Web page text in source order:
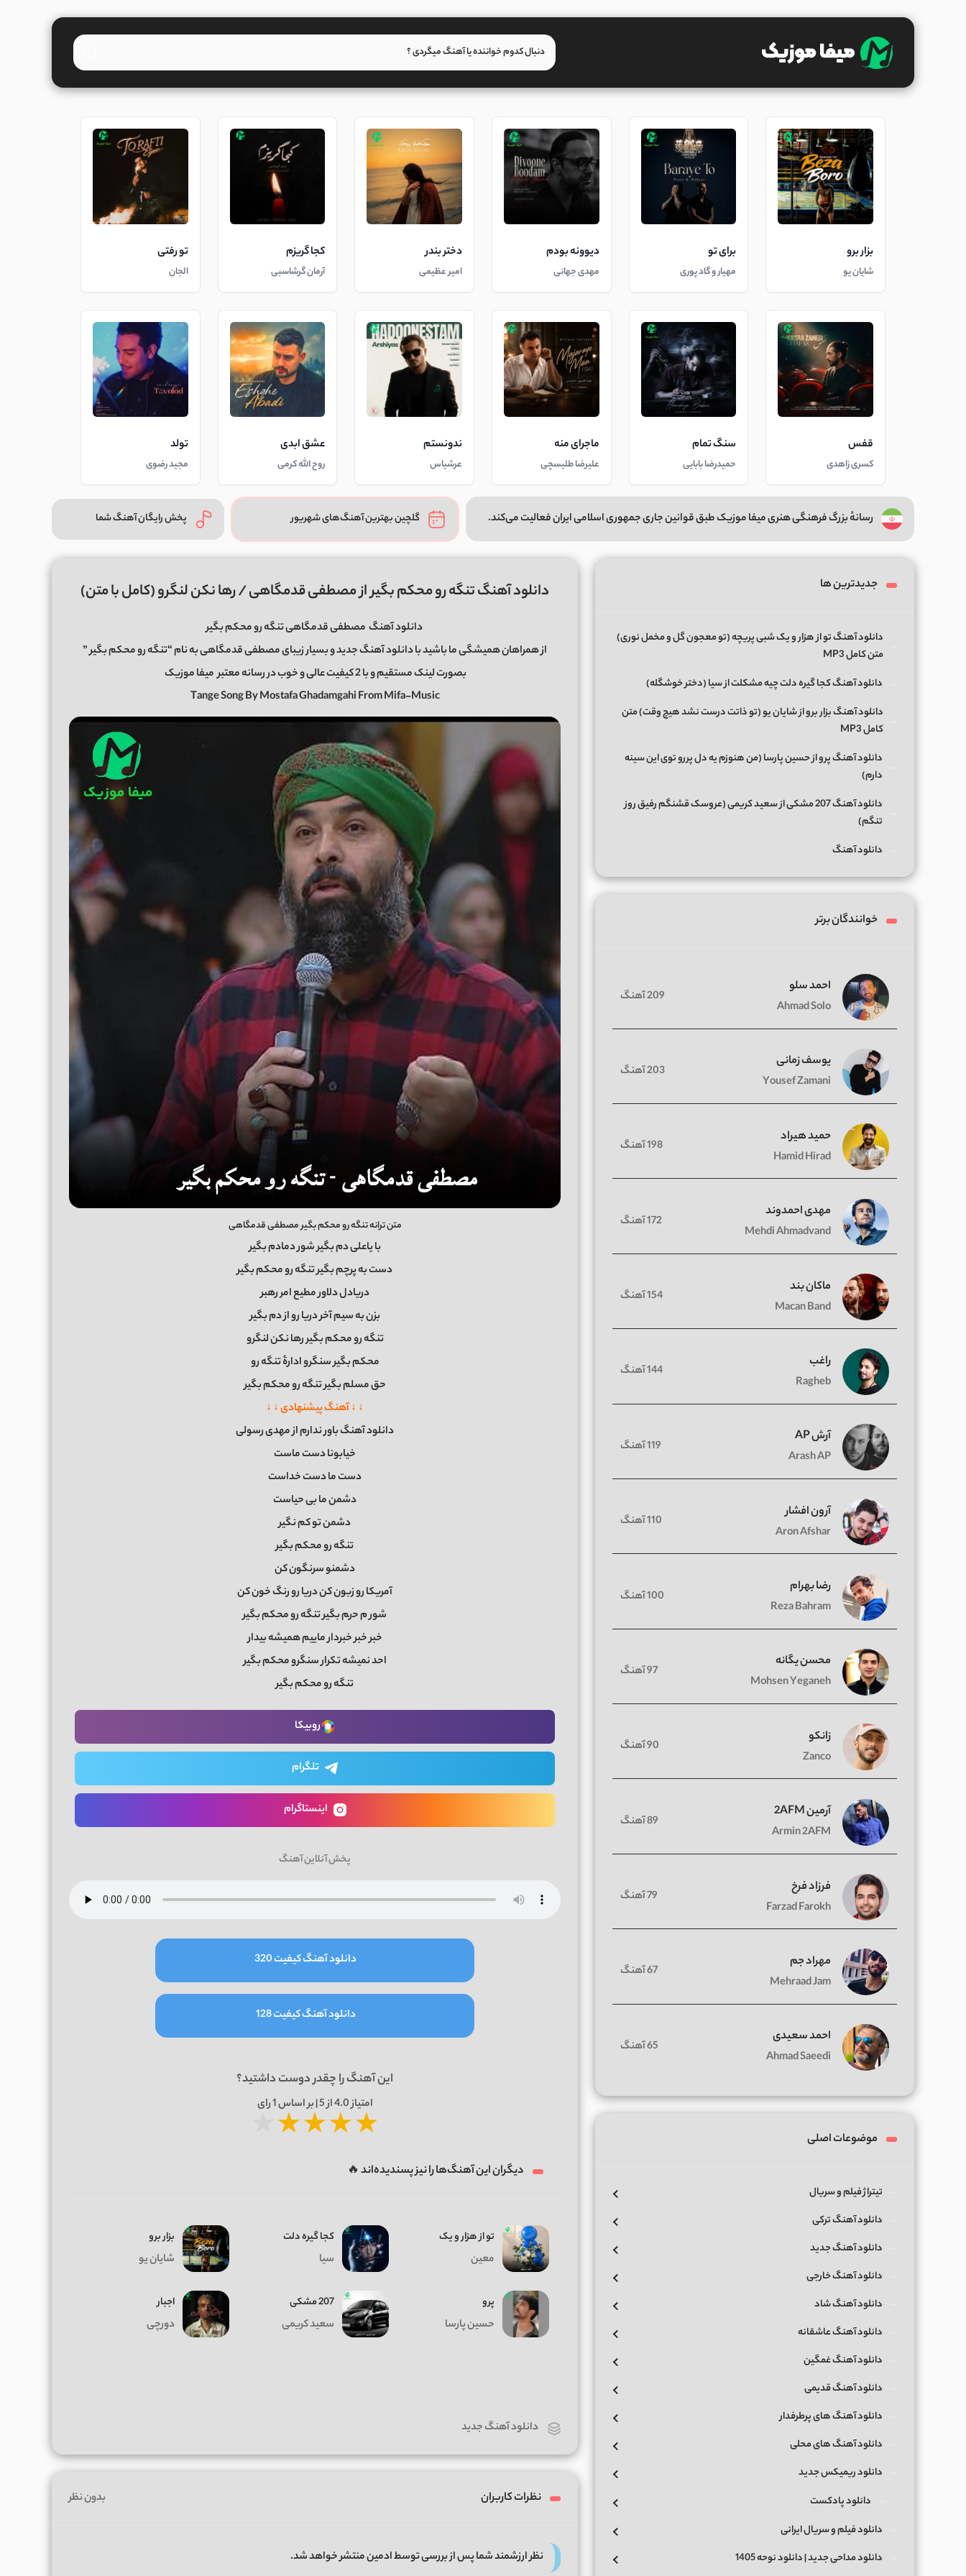
بزار برو
شایان یو
برای تو
مهیار و گاد پوری
دیوونه بودم
مهدی جهانی
دختر بندر
امیر عظیمی
کجا گریزم
آرمان گرشاسبی
تو رفتی
الجان
قفس
کسری زاهدی
سنگ تمام
حمیدرضا بابایی
ماجرای منه
علیرضا طلیسچی
ندونستم
عرشیاس
عشق ابدی
روح الله کرمی
تولد
مجید رضوی
رسانهٔ بزرگ فرهنگی هنری میفا موزیک طبق قوانین جاری جمهوری اسلامی ایران فعالیت می‌کند. گلچین بهترین آهنگ‌های شهریور پخش رایگان آهنگ شما
دانلود آهنگ تنگه رو محکم بگیر از مصطفی قدمگاهی / رﻫﺎ ﻧﻜﻦ ﻟﻨﮕﺮو (کامل با متن)
دانلود آهنگ مصطفی قدمگاهی تنگه رو محکم بگیر
از همراهان همیشگی ما باشید با دانلود آهنگ جدید و بسیار زیبای مصطفی قدمگاهی به نام “تنگه رو محکم بگیر ”
بصورت لینک مستقیم و با 2 کیفیت عالی و خوب در رسانه معتبر
میفا موزیک
Tange Song By Mostafa Ghadamgahi From Mifa-Music
متن ترانه تنگه رو محکم بگیر مصطفی قدمگاهی
ﺑﺎ ﻳﺎﻋﻠﻰ دم ﺑﮕﻴﺮ ﺷﻮر دﻣﺎدم ﺑﮕﻴﺮ
دﺳﺖ ﺑﻪ ﭘﺮﭼﻢ ﺑﮕﻴﺮ ﺗﻨﮕﻪ رو ﻣﺤﻜﻢ ﺑﮕﻴﺮ
درﻳﺎدل دﻟﺎور ﻣﻄﻴﻊ اﻣﺮ رﻫﺒﺮ
ﺑﺰن ﺑﻪ ﺳﻴﻢ آﺧﺮ درﻳﺎ رو از دم ﺑﮕﻴﺮ
ﺗﻨﮕﻪ رو ﻣﺤﻜﻢ ﺑﮕﻴﺮ رﻫﺎ ﻧﻜﻦ ﻟﻨﮕﺮو
ﻣﺤﻜﻢ ﺑﮕﻴﺮ ﺳﻨﮕﺮو ادارۀ ﺗﻨﮕﻪ رو
ﺣﻖ ﻣﺴﻠﻢ ﺑﮕﻴﺮ ﺗﻨﮕﻪ رو ﻣﺤﻜﻢ ﺑﮕﻴﺮ
↓ ↓ آهنگ پیشنهادی ↓ ↓
دانلود آهنگ باور ندارم از مهدی رسولی
ﺧﻴﺎﺑﻮﻧﺎ دﺳﺖ ﻣﺎﺳﺖ
دﺳﺖ ﻣﺎ دﺳﺖ ﺧﺪاﺳﺖ
دﺷﻤﻦ ﻣﺎ ﺑﻰ ﺣﻴﺎﺳﺖ
دﺷﻤﻦ ﺗﻮ ﻛﻢ ﻧﮕﻴﺮ
ﺗﻨﮕﻪ رو ﻣﺤﻜﻢ ﺑﮕﻴﺮ
دﺷﻤﻨﻮ ﺳﺮﻧﮕﻮن ﻛﻦ
آﻣﺮﻳﻜﺎ رو زﺑﻮن ﻛﻦ درﻳﺎ رو رﻧﮓ ﺧﻮن ﻛﻦ
ﺷﻮر م ﺣرﻢ ﺑﮕﻴﺮ ﺗﻨﮕﻪ رو ﻣﺤﻜﻢ ﺑﮕﻴﺮ
ﺧﺒﺮ ﺧﺒﺮ ﺧﺒﺮدار ﻣﺎﻳﻴﻢ ﻫﻤﻴﺸﻪ ﺑﻴﺪار
احد ﻧﻤﻴﺸﻪ ﺗﻜﺮار ﺳﻨﮕﺮو ﻣﺤﻜﻢ ﺑﮕﻴﺮ
ﺗﻨﮕﻪ رو ﻣﺤﻜﻢ ﺑﮕﻴﺮ
روبیکا
تلگرام
اینستاگرام
پخش آنلاین آهنگ
دانلود آهنگ کیفیت 320
دانلود آهنگ کیفیت 128
این آهنگ را چقدر دوست داشتید؟
امتیاز4.0از 5 | بر اساس 1رای
★★★★
دیگران این آهنگ‌ها را نیز پسندیده‌اند 🔥
تو از هزار و یک
معین
کجا گیره دلت
سیا
بزار برو
شایان یو
پرو
حسین پارسا
207 مشکی
سعید کریمی
اجبار
دورچی
دانلود آهنگ جدید
نظرات کاربران بدون نظر
نظر ارزشمند شما پس از بررسی توسط ادمین منتشر خواهد شد.
جدیدترین ها
دانلود آهنگ تو از هزار و یک شبی پریچه (تو معجون گل و مخمل نوری)
متن کامل MP3
دانلود آهنگ کجا گیره دلت چیه مشکلت از سیا (دختر خوشگله)
دانلود آهنگ بزار برو از شایان یو (تو ذاتت درست نشد هیچ وقت) متن
کامل MP3
دانلود آهنگ پرو از حسین پارسا (من هنوزم یه دل پررو توی این سینه
دارم)
دانلود آهنگ 207 مشکی از سعید کریمی (عروسک قشنگم رفیق روز
تنگم)
دانلود آهنگ
خوانندگان برتر
احمد سلو
Ahmad Solo
209 آهنگ
یوسف زمانی
Yousef Zamani
203 آهنگ
حمید هیراد
Hamid Hirad
198 آهنگ
مهدی احمدوند
Mehdi Ahmadvand
172 آهنگ
ماکان بند
Macan Band
154 آهنگ
راغب
Ragheb
144 آهنگ
آرش AP
Arash AP
119 آهنگ
آرون افشار
Aron Afshar
110 آهنگ
رضا بهرام
Reza Bahram
100 آهنگ
محسن یگانه
Mohsen Yeganeh
97 آهنگ
زانکو
Zanco
90 آهنگ
آرمین 2AFM
Armin 2AFM
89 آهنگ
فرزاد فرخ
Farzad Farokh
79 آهنگ
مهراد جم
Mehraad Jam
67 آهنگ
احمد سعیدی
Ahmad Saeedi
65 آهنگ
موضوعات اصلی
تیتراژ فیلم و سریال
دانلود آهنگ ترکی
دانلود آهنگ جدید
دانلود آهنگ خارجی
دانلود آهنگ شاد
دانلود آهنگ عاشقانه
دانلود آهنگ غمگین
دانلود آهنگ قدیمی
دانلود آهنگ های پرطرفدار
دانلود آهنگ های محلی
دانلود ریمیکس جدید
دانلود پادکست
دانلود فیلم و سریال ایرانی
دانلود مداحی جدید | دانلود نوحه 1405